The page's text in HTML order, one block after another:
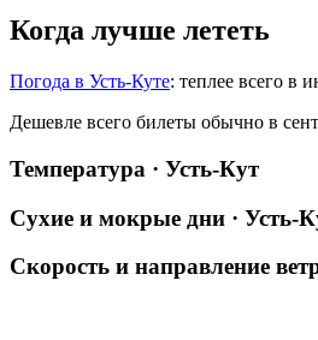
Когда лучше лететь
Погода в Усть-Куте: теплее всего в
Дешевле всего билеты обычно в
Температура · Усть-Кут
Сухие и мокрые дни · Усть-
Скорость и направление